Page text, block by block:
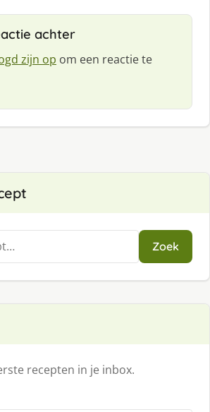
achter
zijn op om een reactie te
Zoek
recepten in je inbox.